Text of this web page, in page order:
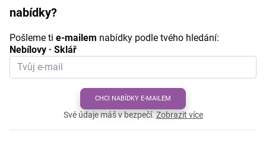
nabídky?
Pošleme ti e-mailem nabídky podle tvého hledání:
Nebílovy · Sklář
CHCI NABÍDKY E-MAILEM
Své údaje máš v bezpečí.Zobrazit více